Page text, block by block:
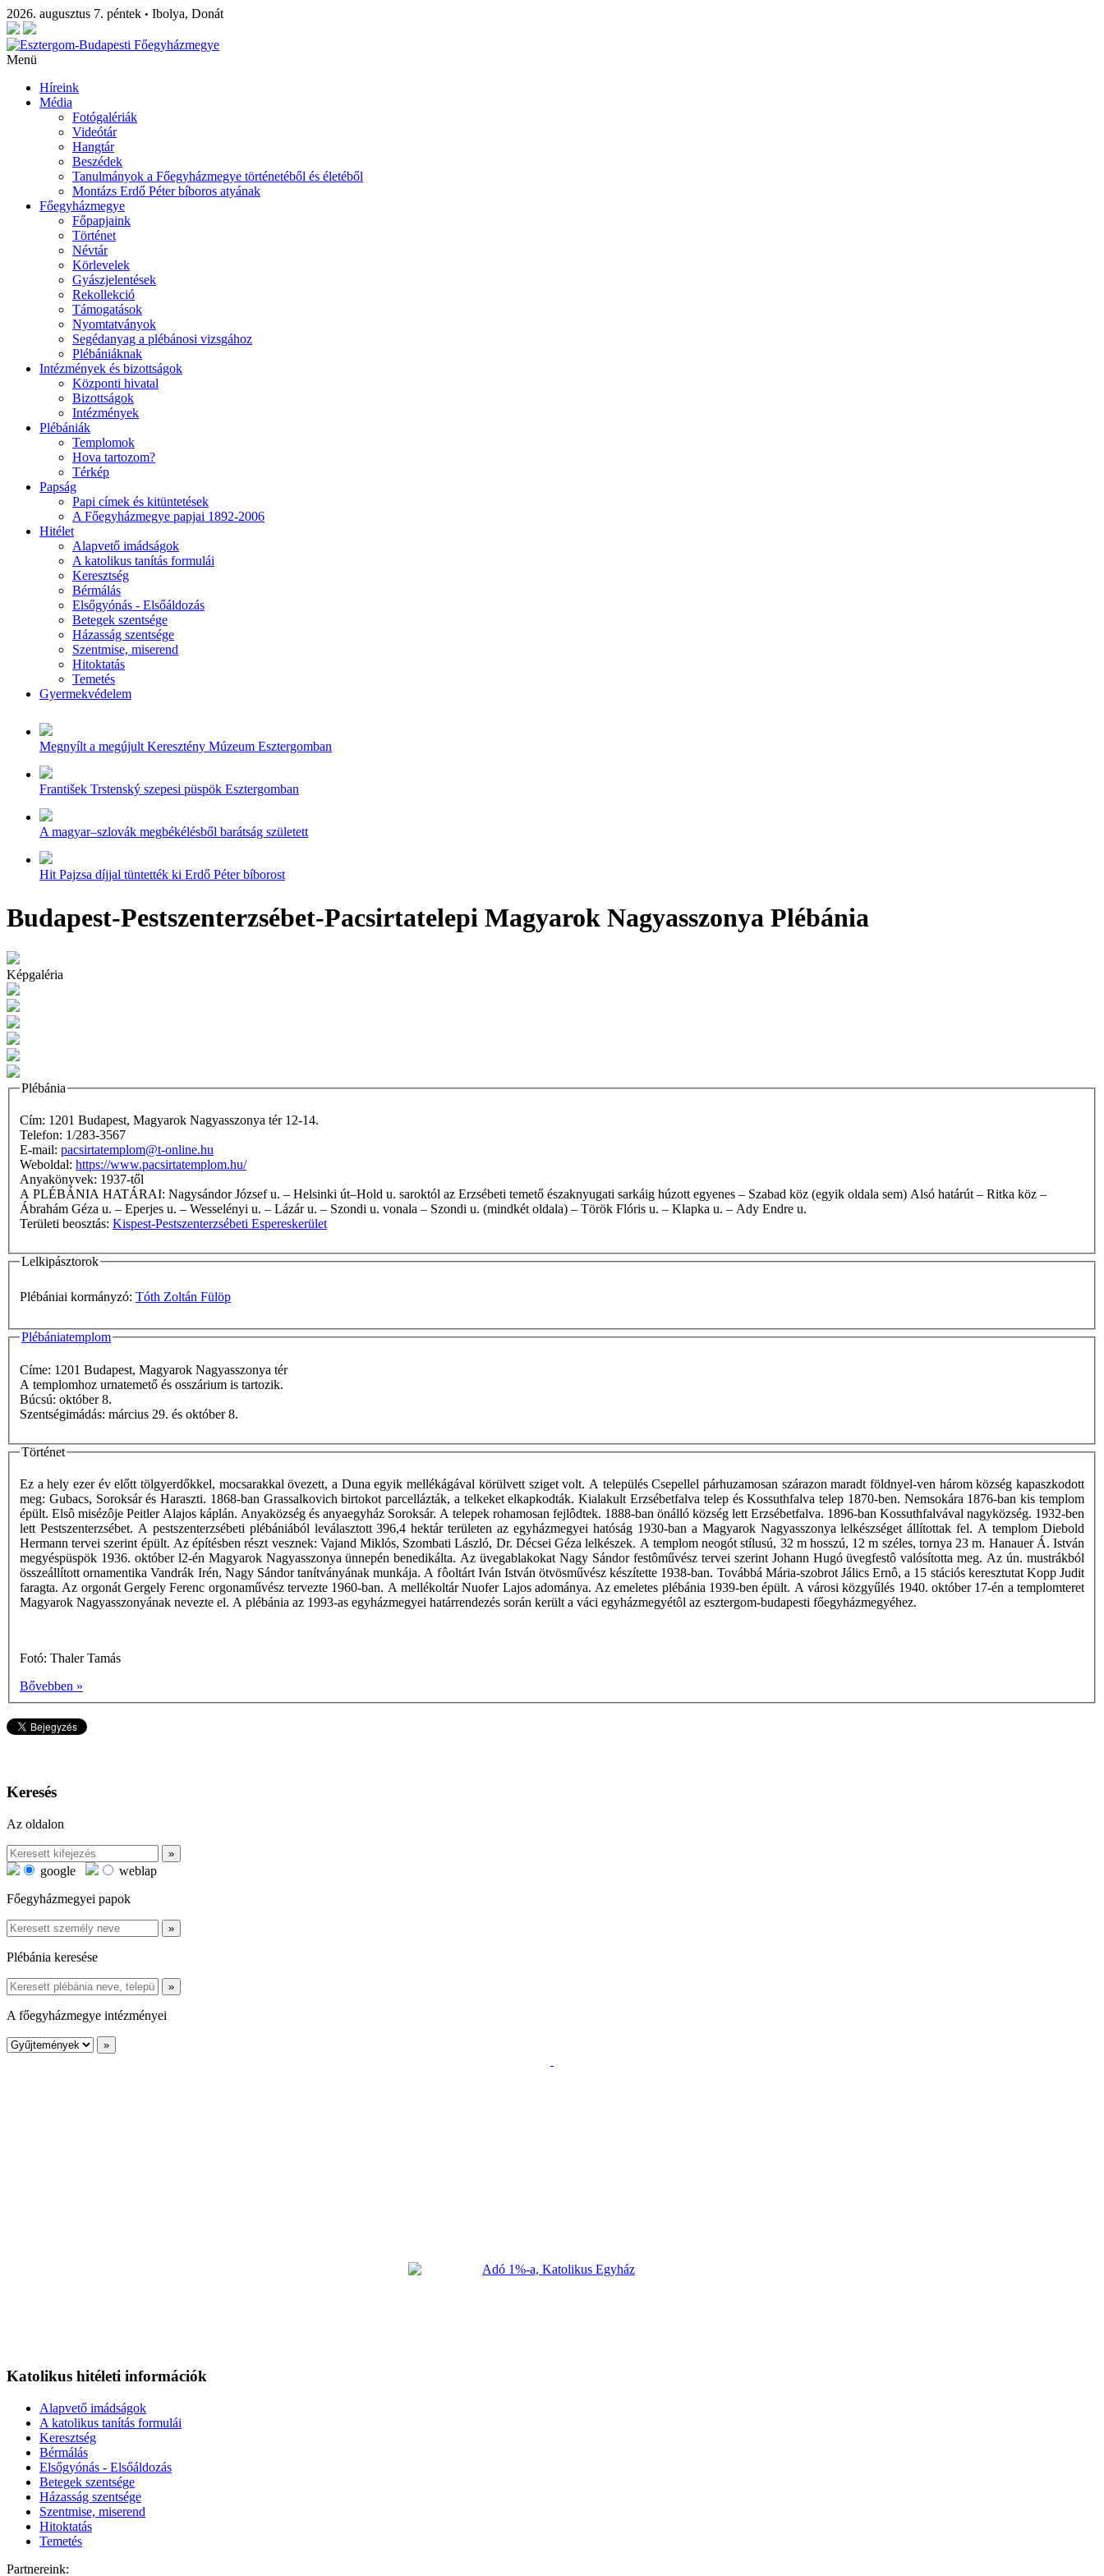
2026. augusztus 7. péntek • Ibolya, Donát
Menü
Híreink
Média
Fotógalériák
Videótár
Hangtár
Beszédek
Tanulmányok a Főegyházmegye történetéből és életéből
Montázs Erdő Péter bíboros atyának
Főegyházmegye
Főpapjaink
Történet
Névtár
Körlevelek
Gyászjelentések
Rekollekció
Támogatások
Nyomtatványok
Segédanyag a plébánosi vizsgához
Plébániáknak
Intézmények és bizottságok
Központi hivatal
Bizottságok
Intézmények
Plébániák
Templomok
Hova tartozom?
Térkép
Papság
Papi címek és kitüntetések
A Főegyházmegye papjai 1892-2006
Hitélet
Alapvető imádságok
A katolikus tanítás formulái
Keresztség
Bérmálás
Elsőgyónás - Elsőáldozás
Betegek szentsége
Házasság szentsége
Szentmise, miserend
Hitoktatás
Temetés
Gyermekvédelem
Megnyílt a megújult Keresztény Múzeum Esztergomban
František Trstenský szepesi püspök Esztergomban
A magyar–szlovák megbékélésből barátság született
Hit Pajzsa díjjal tüntették ki Erdő Péter bíborost
Budapest-Pestszenterzsébet-Pacsirtatelepi Magyarok Nagyasszonya Plébánia
Képgaléria
Plébánia
Cím: 1201 Budapest, Magyarok Nagyasszonya tér 12-14.
Telefon: 1/283-3567
E-mail: pacsirtatemplom@t-online.hu
Weboldal: https://www.pacsirtatemplom.hu/
Anyakönyvek: 1937-től
A PLÉBÁNIA HATÁRAI: Nagysándor József u. – Helsinki út–Hold u. saroktól az Erzsébeti temető északnyugati sarkáig húzott egyenes – Szabad köz (egyik oldala sem) Alsó határút – Ritka köz –
Ábrahám Géza u. – Eperjes u. – Wesselényi u. – Lázár u. – Szondi u. vonala – Szondi u. (mindkét oldala) – Török Flóris u. – Klapka u. – Ady Endre u.
Területi beosztás: Kispest-Pestszenterzsébeti Espereskerület
Lelkipásztorok
Plébániai kormányzó: Tóth Zoltán Fülöp
Plébániatemplom
Címe: 1201 Budapest, Magyarok Nagyasszonya tér
A templomhoz urnatemető és osszárium is tartozik.
Búcsú: október 8.
Szentségimádás: március 29. és október 8.
Történet
Ez a hely ezer év előtt tölgyerdőkkel, mocsarakkal övezett, a Duna egyik mellékágával körülvett sziget volt. A település Csepellel párhuzamosan szárazon maradt földnyel-ven három község kapaszkodott
meg: Gubacs, Soroksár és Haraszti. 1868-ban Grassalkovich birtokot parcellázták, a telkeket elkapkodták. Kialakult Erzsébetfalva telep és Kossuthfalva telep 1870-ben. Nemsokára 1876-ban kis templom
épült. Elsô misézôje Peitler Alajos káplán. Anyaközség és anyaegyház Soroksár. A telepek rohamosan fejlôdtek. 1888-ban önálló község lett Erzsébetfalva. 1896-ban Kossuthfalvával nagyközség. 1932-ben
lett Pestszenterzsébet. A pestszenterzsébeti plébániából leválasztott 396,4 hektár területen az egyházmegyei hatóság 1930-ban a Magyarok Nagyasszonya lelkészséget állítottak fel. A templom Diebold
Hermann tervei szerint épült. Az építésben részt vesznek: Vajand Miklós, Szombati László, Dr. Décsei Géza lelkészek. A templom neogót stílusú, 32 m hosszú, 12 m széles, tornya 23 m. Hanauer Á. István
megyéspüspök 1936. október l2-én Magyarok Nagyasszonya ünnepén benedikálta. Az üvegablakokat Nagy Sándor festôművész tervei szerint Johann Hugó üvegfestô valósította meg. Az ún. mustrákból
összeállított ornamentika Vandrák Irén, Nagy Sándor tanítványának munkája. A fôoltárt Iván István ötvösművész készítette 1938-ban. Továbbá Mária-szobrot Jálics Ernô, a 15 stációs keresztutat Kopp Judit
faragta. Az orgonát Gergely Ferenc orgonaművész tervezte 1960-ban. A mellékoltár Nuofer Lajos adománya. Az emeletes plébánia 1939-ben épült. A városi közgyűlés 1940. október 17-én a templomteret
Magyarok Nagyasszonyának nevezte el. A plébánia az 1993-as egyházmegyei határrendezés során került a váci egyházmegyétôl az esztergom-budapesti főegyházmegyéhez.
Fotó: Thaler Tamás
Bővebben »
Keresés
Az oldalon
google
weblap
Főegyházmegyei papok
Plébánia keresése
A főegyházmegye intézményei
Katolikus hitéleti információk
Alapvető imádságok
A katolikus tanítás formulái
Keresztség
Bérmálás
Elsőgyónás - Elsőáldozás
Betegek szentsége
Házasság szentsége
Szentmise, miserend
Hitoktatás
Temetés
Partnereink: